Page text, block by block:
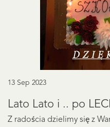
13 Sep 2023
Lato Lato i .. po
Z radościa dzielimy się z